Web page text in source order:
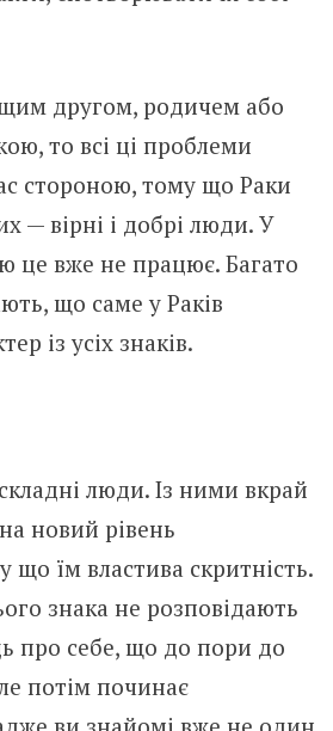
другом, родичем або
то всі ці проблеми
стороною, тому що Раки
— вірні і добрі люди. У
це вже не працює. Багато
що саме у Раків
із усіх знаків.
люди. Із ними вкрай
новий рівень
що їм властива скритність.
знака не розповідають
про себе, що до пори до
потім починає